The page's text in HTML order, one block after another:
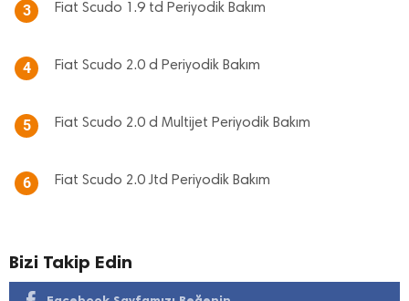
3 Fiat Scudo 1.9 td Periyodik Bakım
4 Fiat Scudo 2.0 d Periyodik Bakım
5 Fiat Scudo 2.0 d Multijet Periyodik Bakım
6 Fiat Scudo 2.0 Jtd Periyodik Bakım
Bizi Takip Edin